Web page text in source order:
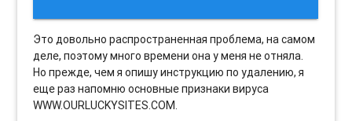
Это довольно распространенная проблема, на самом
деле, поэтому много времени она у меня не отняла.
Но прежде, чем я опишу инструкцию по удалению, я
еще раз напомню основные признаки вируса
WWW.OURLUCKYSITES.COM.